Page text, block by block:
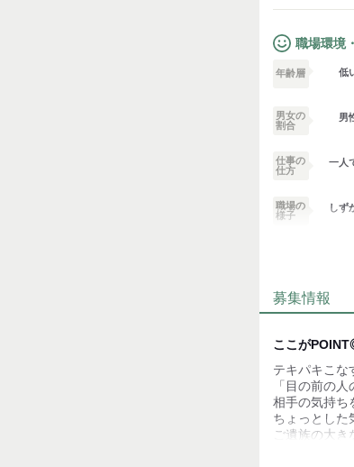
職場環境
年齢層 低
男女の
割合
男
仕事の
仕方
一人
職場の
様子
しず
個性が生かせる
デスクワー
お客様との対話
少な
力仕事が少な
募集情報
ここが
テキパキこな
「目の前の
相手の気持ち
ちょっとした
ご遺族の大き